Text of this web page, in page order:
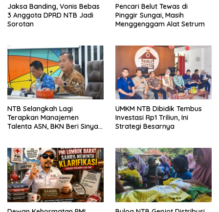
Jaksa Banding, Vonis Bebas
3 Anggota DPRD NTB Jadi
Sorotan
Pencari Belut Tewas di
Pinggir Sungai, Masih
Menggenggam Alat Setrum
NTB Selangkah Lagi
Terapkan Manajemen
Talenta ASN, BKN Beri Sinyal
UMKM NTB Dibidik Tembus
Investasi Rp1 Triliun, Ini
Strategi Besarnya